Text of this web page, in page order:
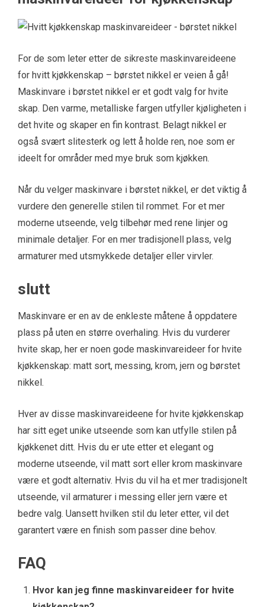
For de som leter etter de sikreste maskinvareideene
for hvitt kjøkkenskap – børstet nikkel er veien å gå!
Maskinvare i børstet nikkel er et godt valg for hvite
skap. Den varme, metalliske fargen utfyller kjøligheten i
det hvite og skaper en fin kontrast. Belagt nikkel er
også svært slitesterk og lett å holde ren, noe som er
ideelt for områder med mye bruk som kjøkken.
Når du velger maskinvare i børstet nikkel, er det viktig å
vurdere den generelle stilen til rommet. For et mer
moderne utseende, velg tilbehør med rene linjer og
minimale detaljer. For en mer tradisjonell plass, velg
armaturer med utsmykkede detaljer eller virvler.
slutt
Maskinvare er en av de enkleste måtene å oppdatere
plass på uten en større overhaling. Hvis du vurderer
hvite skap, her er noen gode maskinvareideer for hvite
kjøkkenskap: matt sort, messing, krom, jern og børstet
nikkel.
Hver av disse maskinvareideene for hvite kjøkkenskap
har sitt eget unike utseende som kan utfylle stilen på
kjøkkenet ditt. Hvis du er ute etter et elegant og
moderne utseende, vil matt sort eller krom maskinvare
være et godt alternativ. Hvis du vil ha et mer tradisjonelt
utseende, vil armaturer i messing eller jern være et
bedre valg. Uansett hvilken stil du leter etter, vil det
garantert være en finish som passer dine behov.
FAQ
Hvor kan jeg finne maskinvareideer for hvite